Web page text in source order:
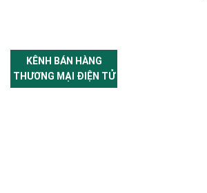
KÊNH BÁN HÀNG
THƯƠNG MẠI ĐIỆN TỬ